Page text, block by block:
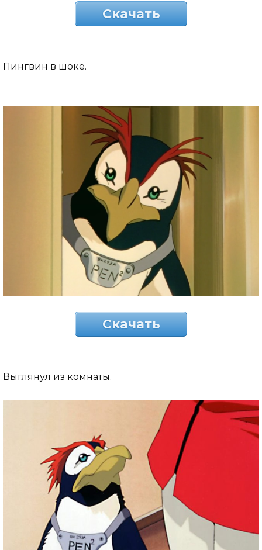
Скачать
Пингвин в шоке.
Скачать
Выглянул из комнаты.